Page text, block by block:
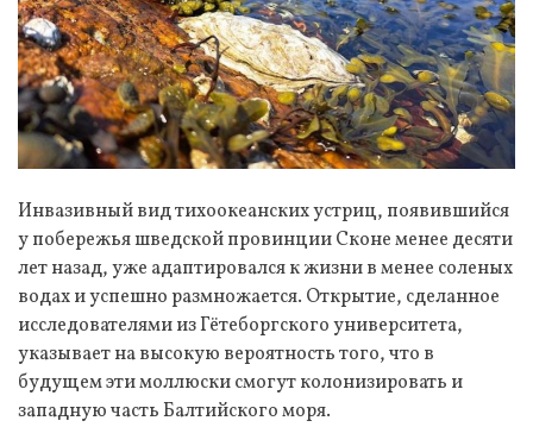
Инвазивный вид тихоокеанских устриц, появившийся
у побережья шведской провинции Сконе менее десяти
лет назад, уже адаптировался к жизни в менее соленых
водах и успешно размножается. Открытие, сделанное
исследователями из Гётеборгского университета,
указывает на высокую вероятность того, что в
будущем эти моллюски смогут колонизировать и
западную часть Балтийского моря.